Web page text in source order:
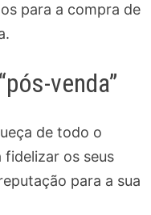
para a compra de
venda”
de todo o
os seus
para a sua